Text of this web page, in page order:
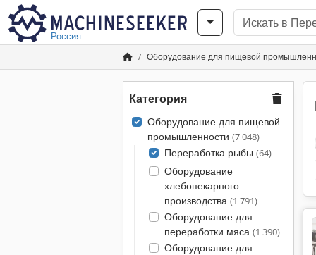
Россия
Оборудование для пищевой
Категория
Оборудование для пищевой
промышленности (7 048)
Переработка рыбы (64)
Оборудование
хлебопекарного
производства (1 791)
Оборудование для
переработки мяса (1 390)
Оборудование для